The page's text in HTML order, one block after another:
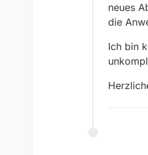
neues
die
Ich bin